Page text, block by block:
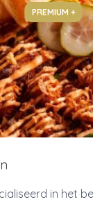
PREMIUM +
in het